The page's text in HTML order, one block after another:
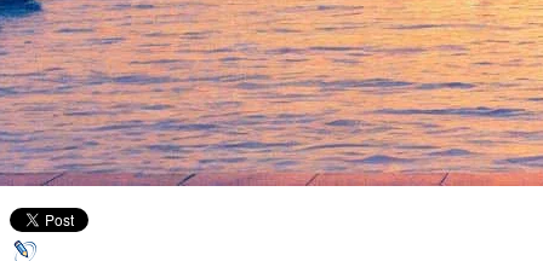
Между Малым и Большим
Эрмитажем построен
подземный переход
31 декабря 2015,17:10 Версия для печати